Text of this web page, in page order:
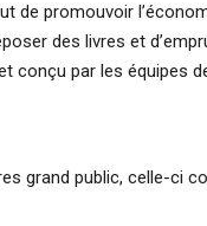
de promouvoir
des livres et
conçu par les équipes
grand public, celle-ci